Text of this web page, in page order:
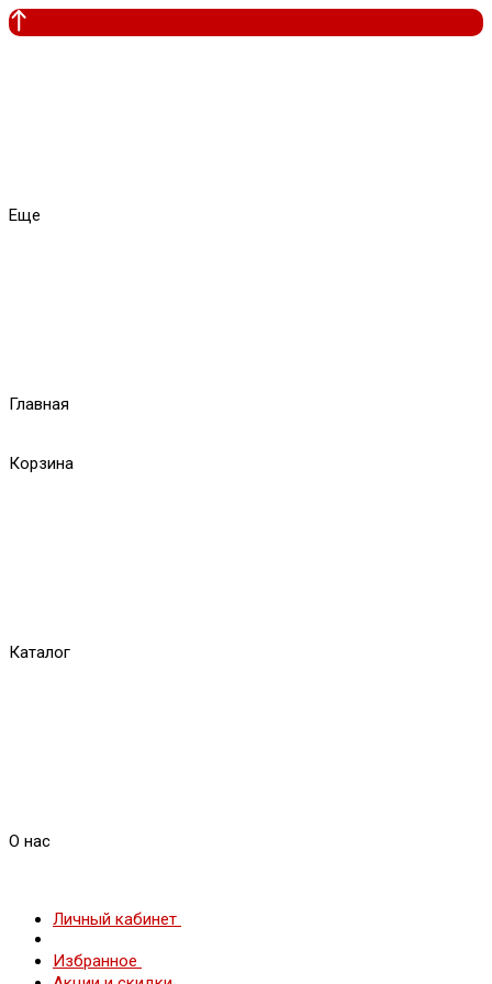
Еще
Главная
Корзина
Каталог
О нас
Личный кабинет
Избранное